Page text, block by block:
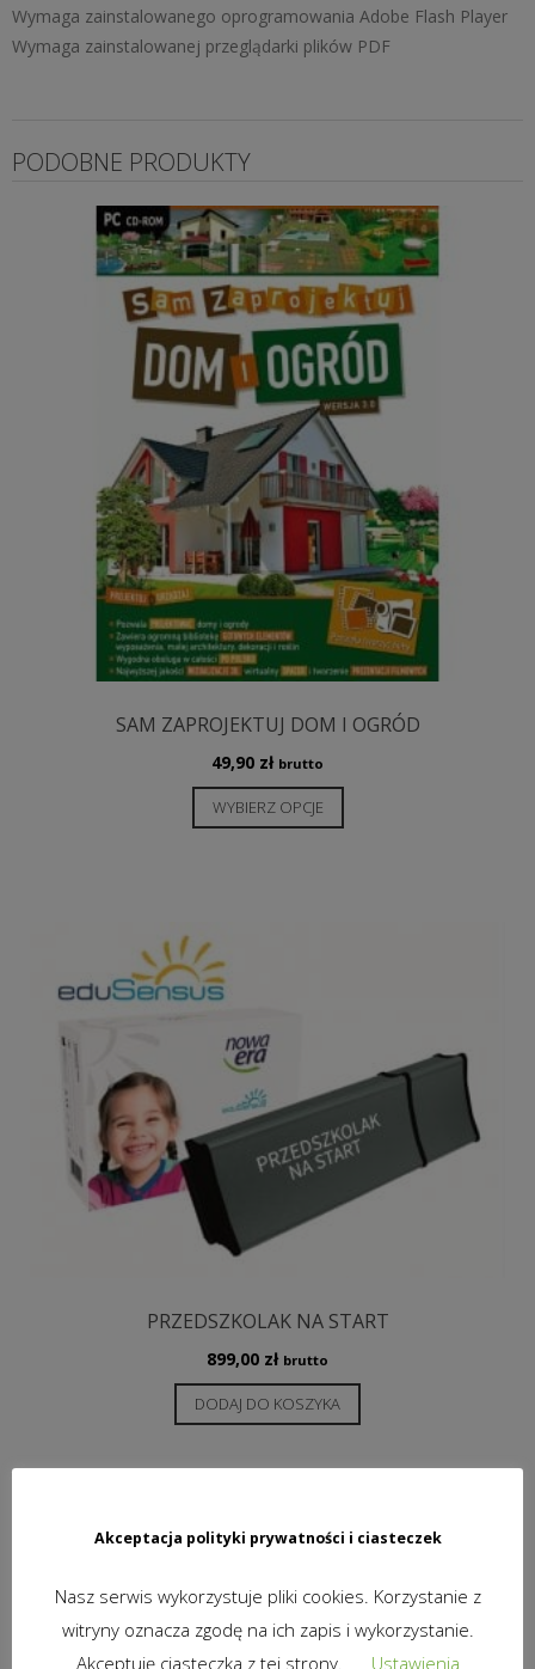
Wymaga zainstalowanego oprogramowania Adobe Flash Player
Wymaga zainstalowanej przeglądarki plików PDF
PODOBNE PRODUKTY
SAM ZAPROJEKTUJ DOM I OGRÓD
49,90 zł brutto
WYBIERZ OPCJE
produkt
produktu
PRZEDSZKOLAK NA START
899,00 zł brutto
DODAJ DO KOSZYKA
Akceptacja polityki prywatności i ciasteczek
Nasz serwis wykorzystuje pliki cookies. Korzystanie z
witryny oznacza zgodę na ich zapis i wykorzystanie.
Akceptuję ciasteczka z tej strony.
Ustawienia